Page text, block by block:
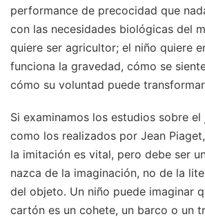
performance de precocidad que
con las necesidades biológicas del
quiere ser agricultor; el niño quiere
funciona la gravedad, cómo se
cómo su voluntad puede
Si examinamos los estudios sobre
como los realizados por Jean
la imitación es vital, pero debe ser
nazca de la imaginación, no de la
del objeto. Un niño puede imaginar
cartón es un cohete, un barco o un